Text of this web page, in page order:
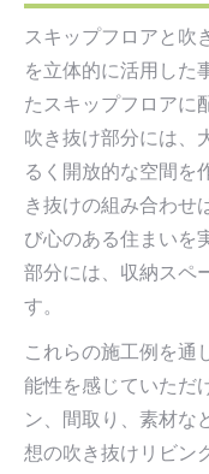
スキップフロアと吹
を立体的に活用した
たスキップフロアに
吹き抜け部分には、
るく開放的な空間を
き抜けの組み合わせ
び心のある住まいを
部分には、収納スペ
す。
これらの施工例を通
能性を感じていただ
ン、間取り、素材な
想の吹き抜けリビン